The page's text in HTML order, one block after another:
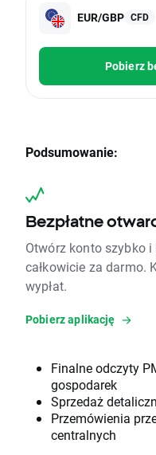
EUR/GBP CFD
Pobierz
Podsumowanie:
Bezpłatne
Otwórz konto szybko
całkowicie za darmo.
wypłat.
Pobierz aplikację
Finalne odczyty
gospodarek
Sprzedaż
Przemówienia
centralnych